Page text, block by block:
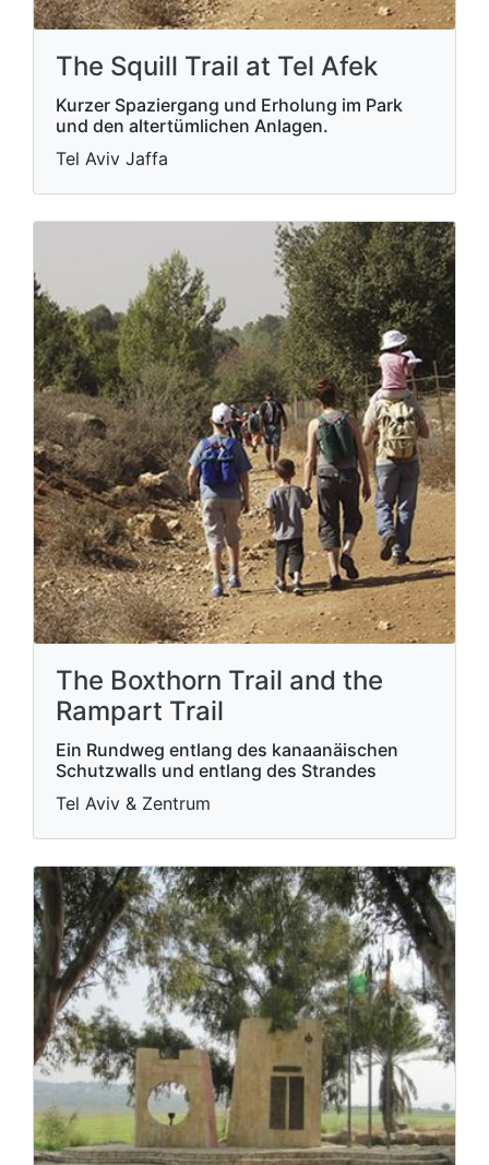
The Squill Trail at Tel Afek
Kurzer Spaziergang und Erholung im Park
und den altertümlichen Anlagen.
Tel Aviv Jaffa
The Boxthorn Trail and the
Rampart Trail
Ein Rundweg entlang des kanaanäischen
Schutzwalls und entlang des Strandes
Tel Aviv & Zentrum